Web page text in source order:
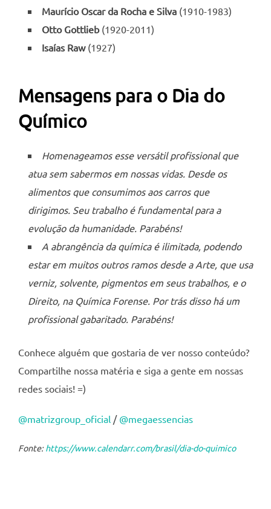
Maurício Oscar da Rocha e Silva (1910-1983)
Otto Gottlieb(1920-2011)
Isaías Raw(1927)
Mensagens para o Dia do
Químico
Homenageamos esse versátil profissional que
atua sem sabermos em nossas vidas. Desde os
alimentos que consumimos aos carros que
dirigimos. Seu trabalho é fundamental para a
evolução da humanidade. Parabéns!
A abrangência da química é ilimitada, podendo
estar em muitos outros ramos desde a Arte, que usa
verniz, solvente, pigmentos em seus trabalhos, e o
Direito, na Química Forense. Por trás disso há um
profissional gabaritado. Parabéns!
Conhece alguém que gostaria de ver nosso conteúdo?
Compartilhe nossa matéria e siga a gente em nossas
redes sociais! =)
@matrizgroup_oficial / @megaessencias
Fonte:https://www.calendarr.com/brasil/dia-do-quimico